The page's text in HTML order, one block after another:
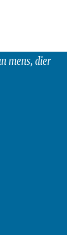
mens, dier